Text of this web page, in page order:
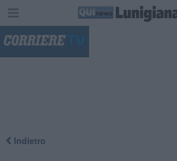
Indietro